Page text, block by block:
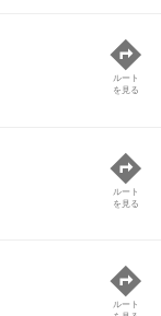
ルート
を見る
ルート
を見る
ルート